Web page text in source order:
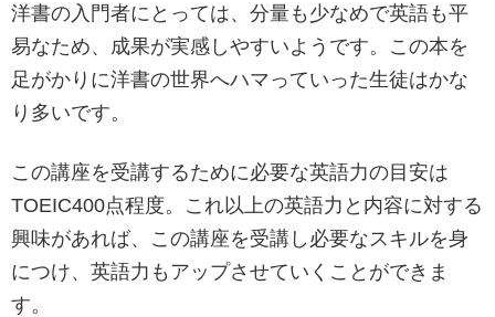
洋書の入門者にとっては、分量も少なめで英語も平
易なため、成果が実感しやすいようです。この本を
足がかりに洋書の世界へハマっていった生徒はかな
り多いです。
この講座を受講するために必要な英語力の目安は
TOEIC400点程度。これ以上の英語力と内容に対する
興味があれば、この講座を受講し必要なスキルを身
につけ、英語力もアップさせていくことができま
す。